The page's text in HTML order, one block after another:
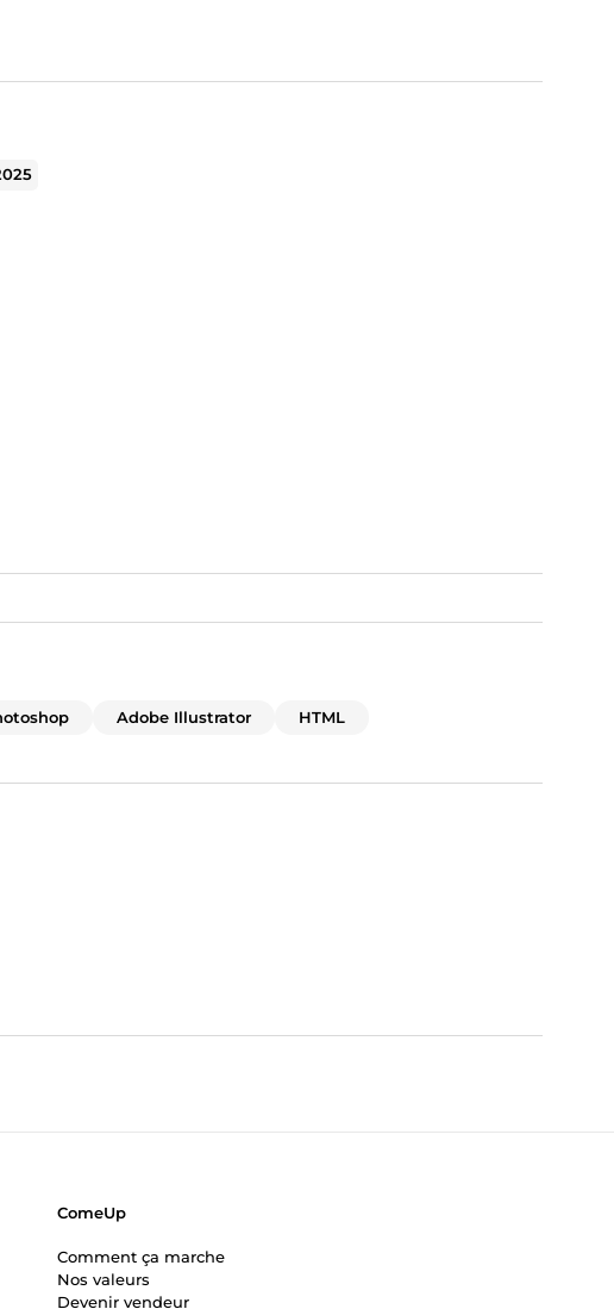
Adobe Illustrator HTML
ComeUp
Comment ça marche
Nos valeurs
Devenir vendeur